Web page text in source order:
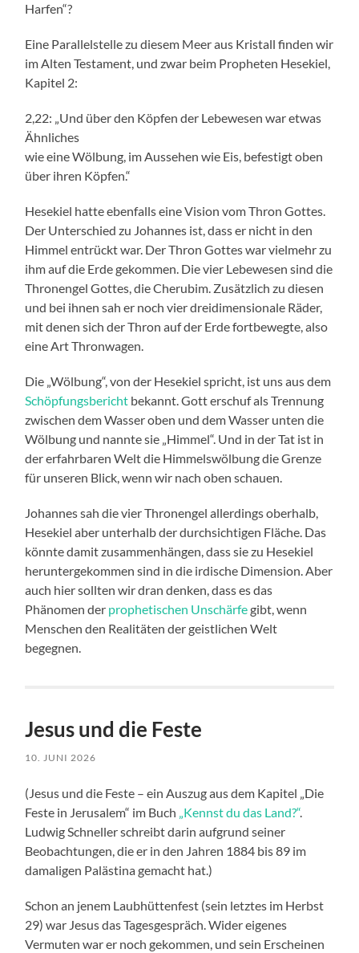
Harfen“?
Eine Parallelstelle zu diesem Meer aus Kristall finden wir
im Alten Testament, und zwar beim Propheten Hesekiel,
Kapitel 2:
2,22: „Und über den Köpfen der Lebewesen war etwas
Ähnliches
wie eine Wölbung, im Aussehen wie Eis, befestigt oben
über ihren Köpfen.“
Hesekiel hatte ebenfalls eine Vision vom Thron Gottes.
Der Unterschied zu Johannes ist, dass er nicht in den
Himmel entrückt war. Der Thron Gottes war vielmehr zu
ihm auf die Erde gekommen. Die vier Lebewesen sind die
Thronengel Gottes, die Cherubim. Zusätzlich zu diesen
und bei ihnen sah er noch vier dreidimensionale Räder,
mit denen sich der Thron auf der Erde fortbewegte, also
eine Art Thronwagen.
Die „Wölbung“, von der Hesekiel spricht, ist uns aus dem
Schöpfungsbericht bekannt. Gott erschuf als Trennung
zwischen dem Wasser oben und dem Wasser unten die
Wölbung und nannte sie „Himmel“. Und in der Tat ist in
der erfahrbaren Welt die Himmelswölbung die Grenze
für unseren Blick, wenn wir nach oben schauen.
Johannes sah die vier Thronengel allerdings oberhalb,
Hesekiel aber unterhalb der durchsichtigen Fläche. Das
könnte damit zusammenhängen, dass sie zu Hesekiel
heruntergekommen sind in die irdische Dimension. Aber
auch hier sollten wir dran denken, dass es das
Phänomen der prophetischen Unschärfegibt, wenn
Menschen den Realitäten der geistlichen Welt
begegnen.
Jesus und die Feste
10. JUNI 2026
(Jesus und die Feste – ein Auszug aus dem Kapitel „Die
Feste in Jerusalem“ im Buch „Kennst du das Land?“.
Ludwig Schneller schreibt darin aufgrund seiner
Beobachtungen, die er in den Jahren 1884 bis 89 im
damaligen Palästina gemacht hat.)
Schon an jenem Laubhüttenfest (sein letztes im Herbst
29) war Jesus das Tagesgespräch. Wider eigenes
Vermuten war er noch gekommen, und sein Erscheinen